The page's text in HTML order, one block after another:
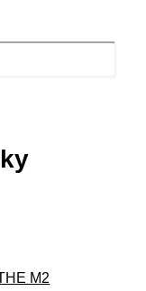
M2